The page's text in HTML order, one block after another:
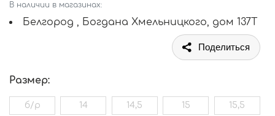
В наличии в магазинах:
Белгород , Богдана Хмельницкого, дом 137Т
Поделиться
Размер:
б/р 14 14,5 15 15,5